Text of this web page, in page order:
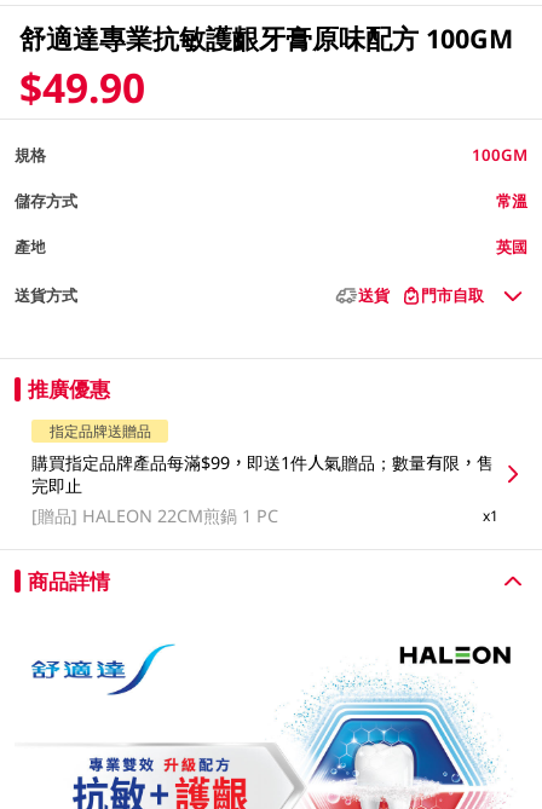
舒適達專業抗敏護齦牙膏原味配方 100GM
$49.90
規格 100GM
儲存方式 常溫
產地 英國
送貨方式 送貨 門市自取
推廣優惠
指定品牌送贈品
購買指定品牌產品每滿$99，即送1件人氣贈品；數量有限，售
完即止
[贈品] HALEON 22CM煎鍋 1 PC x1
商品詳情